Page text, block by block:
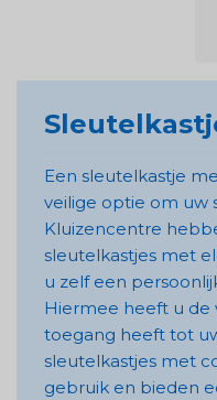
Een sleutelkastje
veilige optie om uw
Kluizencentre
sleutelkastjes met
u zelf een
Hiermee heeft u de
toegang heeft tot
sleutelkastjes met
gebruik en bieden